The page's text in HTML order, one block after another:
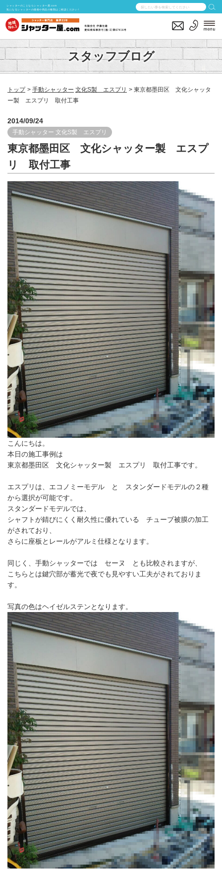
シャッターのことならシャッター屋.com
気になるシャッターの価格や商品の種類はご相談ください！
スタッフブログ
トップ 手動シャッター 文化S製 エスプリ
東京都墨田区 文化シャッタ
ー製 エスプリ 取付工事
2014/09/24
手動シャッター 文化S製 エスプリ
東京都墨田区 文化シャッター製 エスプ
リ 取付工事
こんにちは。
本日の施工事例は
東京都墨田区 文化シャッター製 エスプリ 取付工事です。
エスプリは、エコノミーモデル と スタンダードモデルの２種
から選択が可能です。
スタンダードモデルでは、
シャフトが錆びにくく耐久性に優れている チューブ被膜の加工
がされており、
さらに座板とレールがアルミ仕様となります。
同じく、手動シャッターでは セーヌ とも比較されますが、
こちらとは鍵穴部が蓄光で夜でも見やすい工夫がされておりま
す。
写真の色はヘイゼルステンとなります。